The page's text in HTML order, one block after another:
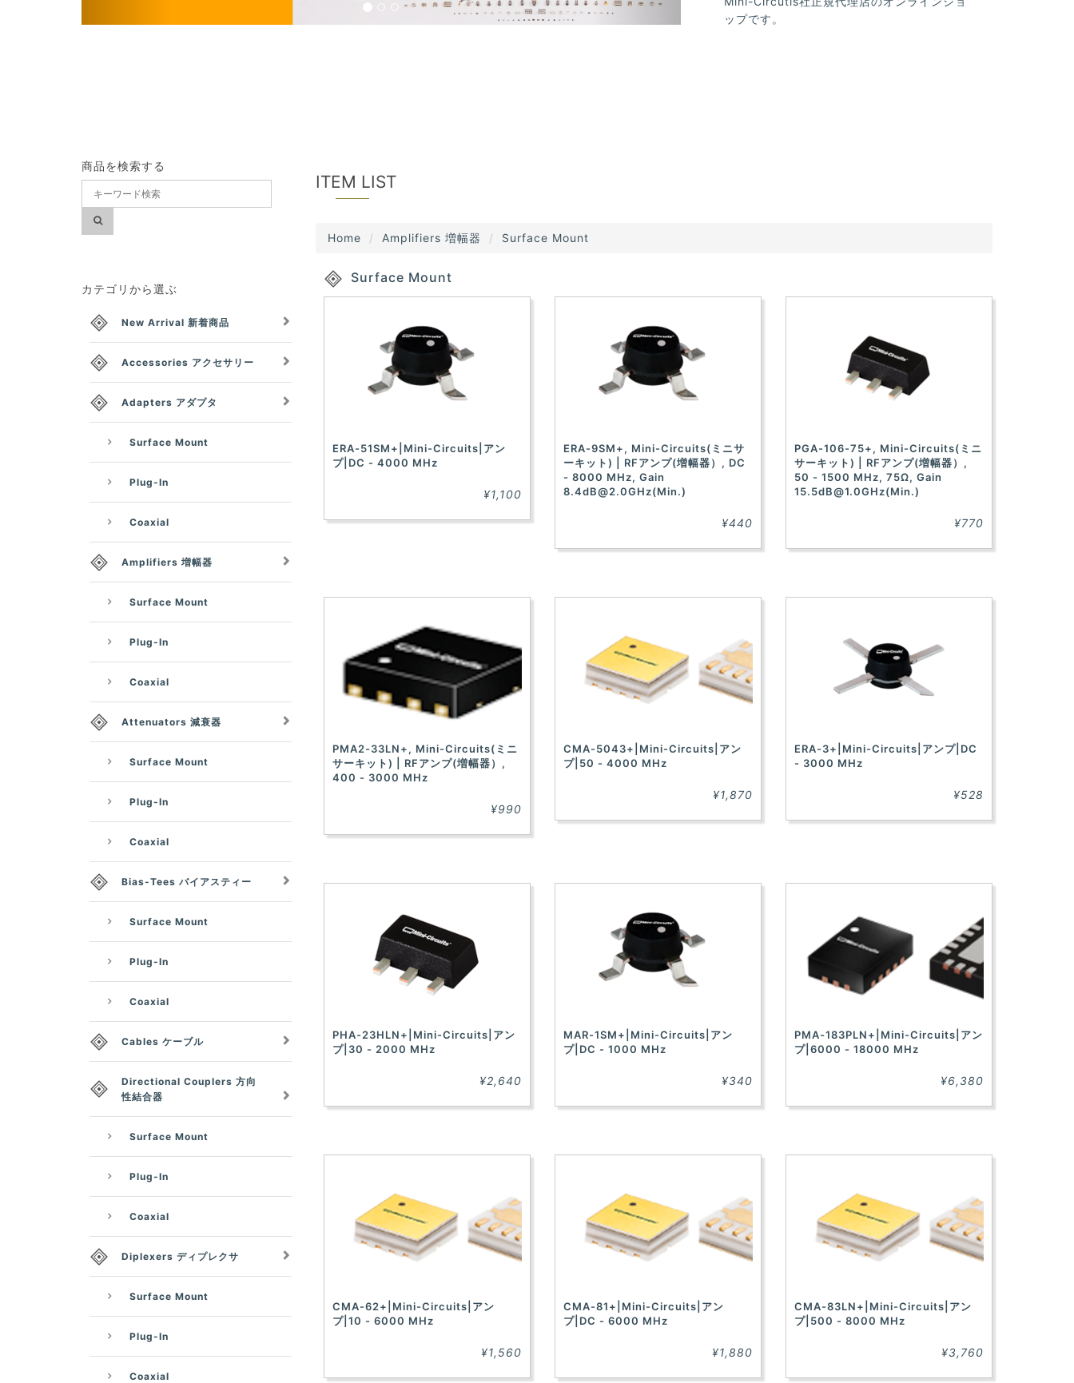
ップです。
ITEM LIST
Home Amplifiers 増幅器 Surface Mount
Surface Mount
ERA-51SM+|Mini-Circuits|アン
プ|DC - 4000 MHz
¥1,100
ERA-9SM+, Mini-Circuits(ミニサ
ーキット) | RFアンプ(増幅器）, DC
- 8000 MHz, Gain
8.4dB@2.0GHz(Min.)
¥440
PGA-106-75+, Mini-Circuits(ミニ
サーキット) | RFアンプ(増幅器）,
50 - 1500 MHz, 75Ω, Gain
15.5dB@1.0GHz(Min.)
¥770
PMA2-33LN+, Mini-Circuits(ミニ
サーキット) | RFアンプ(増幅器）,
400 - 3000 MHz
¥990
CMA-5043+|Mini-Circuits|アン
プ|50 - 4000 MHz
¥1,870
ERA-3+|Mini-Circuits|アンプ|DC
- 3000 MHz
¥528
PHA-23HLN+|Mini-Circuits|アン
プ|30 - 2000 MHz
¥2,640
MAR-1SM+|Mini-Circuits|アン
プ|DC - 1000 MHz
¥340
PMA-183PLN+|Mini-Circuits|アン
プ|6000 - 18000 MHz
¥6,380
CMA-62+|Mini-Circuits|アン
プ|10 - 6000 MHz
¥1,560
CMA-81+|Mini-Circuits|アン
プ|DC - 6000 MHz
¥1,880
CMA-83LN+|Mini-Circuits|アン
プ|500 - 8000 MHz
¥3,760
商品を検索する
カテゴリから選ぶ
New Arrival 新着商品
Accessories アクセサリー
Adapters アダプタ
Surface Mount
Plug-In
Coaxial
Amplifiers 増幅器
Surface Mount
Plug-In
Coaxial
Attenuators 減衰器
Surface Mount
Plug-In
Coaxial
Bias-Tees バイアスティー
Surface Mount
Plug-In
Coaxial
Cables ケーブル
Directional Couplers 方向
性結合器
Surface Mount
Plug-In
Coaxial
Diplexers ディプレクサ
Surface Mount
Plug-In
Coaxial